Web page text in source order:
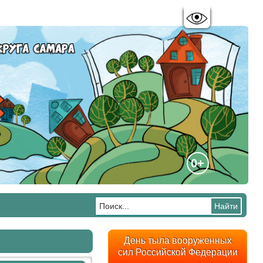
0+
День тыла вооруженных
сил Российской Федерации